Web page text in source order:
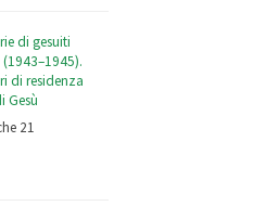
di gesuiti
di residenza
Gesù
21